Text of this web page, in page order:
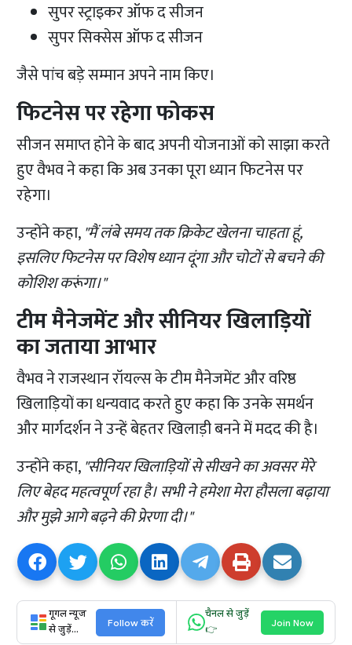
सुपर स्ट्राइकर ऑफ द सीजन
सुपर सिक्सेस ऑफ द सीजन
जैसे पांच बड़े सम्मान अपने नाम किए।
फिटनेस पर रहेगा फोकस
सीजन समाप्त होने के बाद अपनी योजनाओं को साझा करते
हुए वैभव ने कहा कि अब उनका पूरा ध्यान फिटनेस पर
रहेगा।
उन्होंने कहा,"मैं लंबे समय तक क्रिकेट खेलना चाहता हूं,
इसलिए फिटनेस पर विशेष ध्यान दूंगा और चोटों से बचने की
कोशिश करूंगा।"
टीम मैनेजमेंट और सीनियर खिलाड़ियों
का जताया आभार
वैभव ने राजस्थान रॉयल्स के टीम मैनेजमेंट और वरिष्ठ
खिलाड़ियों का धन्यवाद करते हुए कहा कि उनके समर्थन
और मार्गदर्शन ने उन्हें बेहतर खिलाड़ी बनने में मदद की है।
उन्होंने कहा,"सीनियर खिलाड़ियों से सीखने का अवसर मेरे
लिए बेहद महत्वपूर्ण रहा है। सभी ने हमेशा मेरा हौसला बढ़ाया
और मुझे आगे बढ़ने की प्रेरणा दी।"
गूगल न्यूज
से जुड़ें...
Follow करें
चैनल से जुड़ें
👉
Join Now